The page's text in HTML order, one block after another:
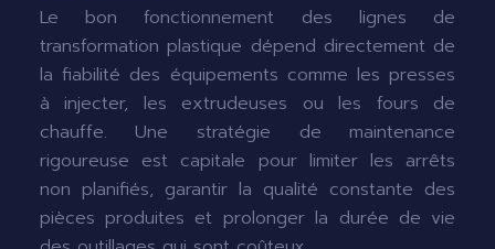
Le bon fonctionnement des lignes de
transformation plastique dépend directement de
la fiabilité des équipements comme les presses
à injecter, les extrudeuses ou les fours de
chauffe. Une stratégie de maintenance
rigoureuse est capitale pour limiter les arrêts
non planifiés, garantir la qualité constante des
pièces produites et prolonger la durée de vie